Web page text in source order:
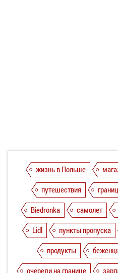
жизнь в Польше
путешествия
Biedronka
самолет
Lidl
пункты пропуска
продукты
очереди на границе